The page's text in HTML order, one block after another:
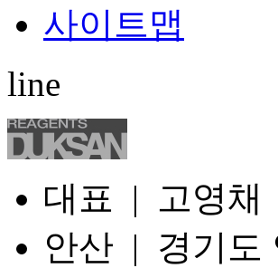
사이트맵
line
대표 | 고영채
안산 | 경기도